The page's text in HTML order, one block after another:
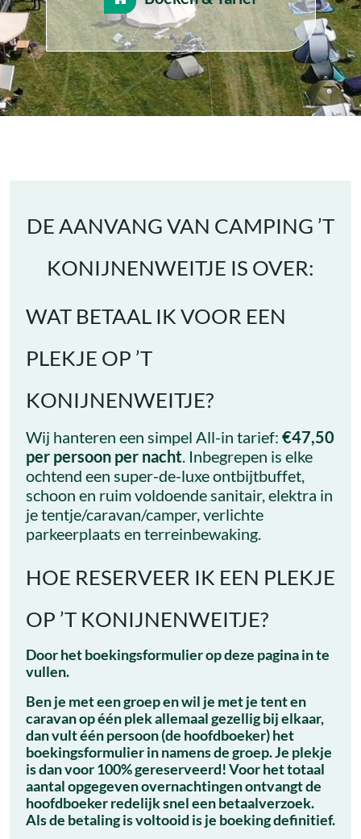
DE AANVANG VAN CAMPING ’T
KONIJNENWEITJE IS OVER:
WAT BETAAL IK VOOR EEN
PLEKJE OP ’T
KONIJNENWEITJE?
Wij hanteren een simpel All-in tarief: €47,50
per persoon per nacht . Inbegrepen is elke
ochtend een super-de-luxe ontbijtbuffet,
schoon en ruim voldoende sanitair, elektra in
je tentje/caravan/camper, verlichte
parkeerplaats en terreinbewaking.
HOE RESERVEER IK EEN PLEKJE
OP ’T KONIJNENWEITJE?
Door het boekingsformulier op deze pagina in te
vullen.
Ben je met een groep en wil je met je tent en
caravan op één plek allemaal gezellig bij elkaar,
dan vult één persoon (de hoofdboeker) het
boekingsformulier in namens de groep. Je plekje
is dan voor 100% gereserveerd! Voor het totaal
aantal opgegeven overnachtingen ontvangt de
hoofdboeker redelijk snel een betaalverzoek.
Als de betaling is voltooid is je boeking definitief.